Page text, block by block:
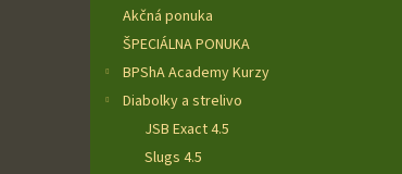
Akčná ponuka
ŠPECIÁLNA PONUKA
BPShA Academy Kurzy
Diabolky a strelivo
JSB Exact 4.5
Slugs 4.5